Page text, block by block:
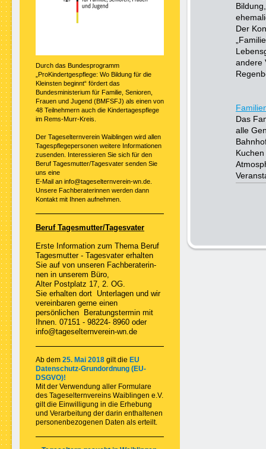
Der
andere
Das
alle
Durch das Bundesprogramm
„ProKindertgespflege: Wo Bildung für die
Kleinsten beginnt“ fördert das
Bundesministerium für Familie, Senioren,
Frauen und Jugend (BMFSFJ) als einen von
48 Teilnehmern auch die Kindertagespflege
im Rems-Murr-Kreis.
Der Tageselternverein Waiblingen wird allen
Tagespflegepersonen weitere Informationen
zusenden. Interessieren Sie sich für den
Beruf Tagesmutter/Tagesvater senden Sie
uns eine
E-Mail an info@tageselternverein-wn.de.
Unsere Fachberaterinnen werden dann
Kontakt mit Ihnen aufnehmen.
Beruf Tagesmutter/Tagesvater
Erste Information zum Thema Beruf
Tagesmutter - Tagesvater erhalten
Sie auf von unseren Fachberaterin-
nen in unserem Büro,
Alter Postplatz 17, 2. OG.
Sie erhalten dort Unterlagen und wir
vereinbaren gerne einen
persönlichen Beratungstermin mit
Ihnen. 07151 - 98224- 8960 oder
info@tageselternverein-wn.de
Ab dem 25. Mai 2018 gilt die EU
Datenschutz-Grundordnung (EU-
DSGVO)!
Mit der Verwendung aller Formulare
des Tageselternvereins Waiblingen e.V.
gilt die Einwilligung in die Erhebung
und Verarbeitung der darin enthaltenen
personenbezogenen Daten als erteilt.